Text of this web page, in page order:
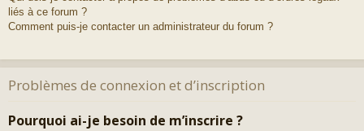
liés à ce forum ?
Comment puis-je contacter un administrateur du forum ?
Problèmes de connexion et d’inscription
Pourquoi ai-je besoin de m’inscrire ?